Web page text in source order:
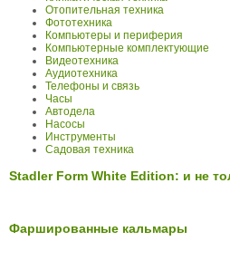
Отопительная техника
Фототехника
Компьютеры и периферия
Компьютерные комплектующие
Видеотехника
Аудиотехника
Телефоны и связь
Часы
Автодела
Насосы
Инструменты
Садовая техника
Stadler Form White Edition: и не
Фаршированные кальмары